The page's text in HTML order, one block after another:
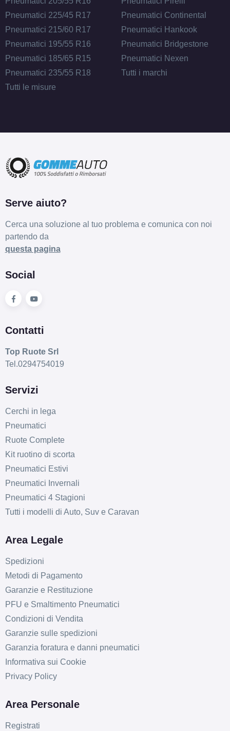
C A 72
C
Pneumatici 225/45 R17
Pneumatici 215/60 R17
Pneumatici 195/55 R16
Pneumatici 185/65 R15
Pneumatici 235/55 R18
Tutti le misure
Pneumatici Continental
Pneumatici Hankook
Pneumatici Bridgestone
Pneumatici Nexen
Tutti i marchi
Serve aiuto?
Cerca una soluzione al tuo problema e comunica con noi
partendo da
questa pagina
Social
Contatti
Top Ruote Srl
Tel.0294754019
Servizi
Cerchi in lega
Pneumatici
Ruote Complete
Kit ruotino di scorta
Pneumatici Estivi
Pneumatici Invernali
Pneumatici 4 Stagioni
Tutti i modelli di Auto, Suv e Caravan
Area Legale
Spedizioni
Metodi di Pagamento
Garanzie e Restituzione
PFU e Smaltimento Pneumatici
Condizioni di Vendita
Garanzie sulle spedizioni
Garanzia foratura e danni pneumatici
Informativa sui Cookie
Privacy Policy
Area Personale
Registrati